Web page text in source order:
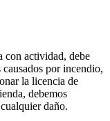
con actividad, debe
causados por incendio,
la licencia de
debemos
daño.